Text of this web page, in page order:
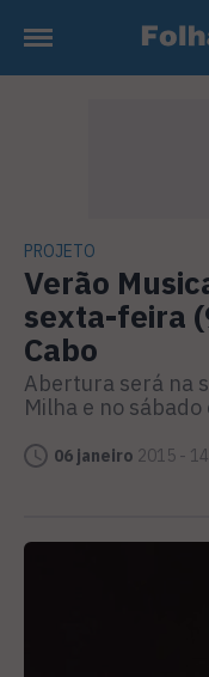
PROJETO
Verão
sexta-feira
Cabo
Abertura será na
Milha e no sábado
06 janeiro 2015 -